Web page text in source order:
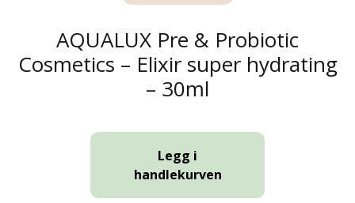
AQUALUX Pre & Probiotic
Cosmetics – Elixir super hydrating
– 30ml
Legg i
handlekurven